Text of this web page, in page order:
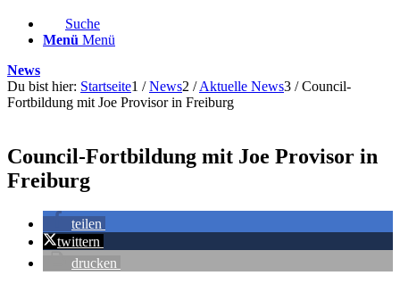
Suche
Menü Menü
News
Du bist hier: Startseite1 / News2 / Aktuelle News3 / Council-
Fortbildung mit Joe Provisor in Freiburg
Council-Fortbildung mit Joe Provisor in
Freiburg
teilen
twittern
drucken